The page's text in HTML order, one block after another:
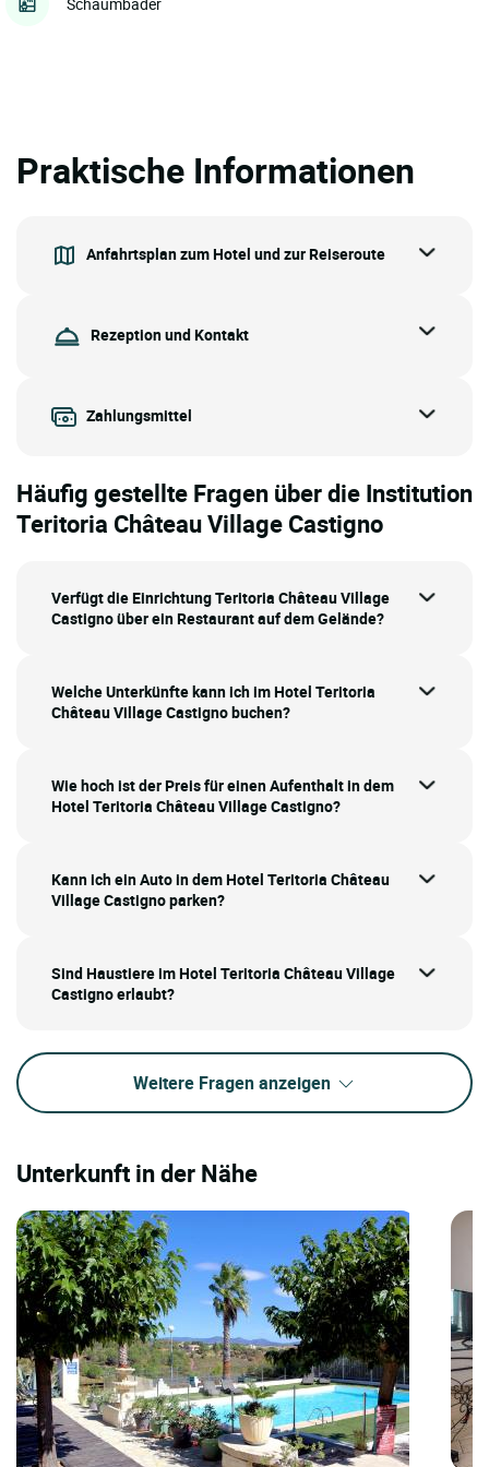
Praktische Informationen
Anfahrtsplan zum Hotel und zur Reiseroute
Rezeption und Kontakt
Zahlungsmittel
Häufig gestellte Fragen über die Institution
Teritoria Château Village Castigno
Verfügt die Einrichtung Teritoria Château Village
Castigno über ein Restaurant auf dem Gelände?
Welche Unterkünfte kann ich im Hotel Teritoria
Château Village Castigno buchen?
Wie hoch ist der Preis für einen Aufenthalt in dem
Hotel Teritoria Château Village Castigno?
Kann ich ein Auto in dem Hotel Teritoria Château
Village Castigno parken?
Sind Haustiere im Hotel Teritoria Château Village
Castigno erlaubt?
Weitere Fragen anzeigen
Unterkunft in der Nähe